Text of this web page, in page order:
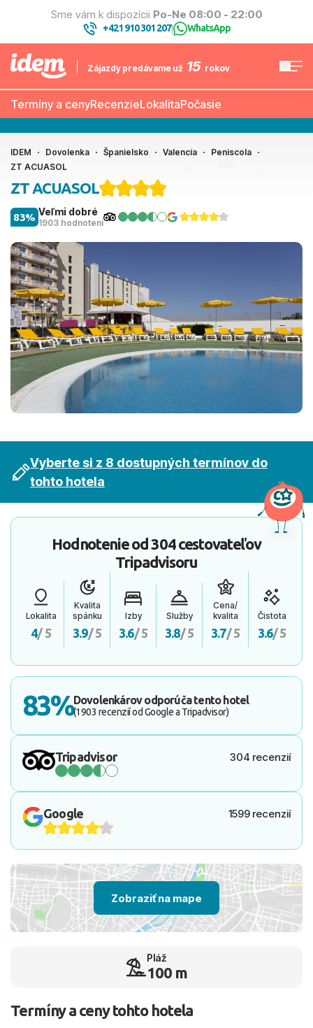
Sme vám k dispozícii Po-Ne 08:00 - 22:00
+421 910 301 207| WhatsApp
Zájazdy predávame už 15 rokov
Termíny a cenyRecenzieLokalitaPočasie
IDEM Dovolenka Španielsko Valencia
Peniscola
ZT ACUASOL
ZT ACUASOL
Veľmi dobré
1903 hodnotení
83%
Vyberte si z 8 dostupných termínov do
tohto hotela
Hodnotenie od304 cestovateľov
Tripadvisoru
Lokalita
4/ 5
Kvalita
spánku
3.9/ 5
Izby
3.6/ 5
Služby
3.8/ 5
Cena/
kvalita
3.7/ 5
Čistota
3.6/ 5
83%Dovolenkárov odporúča tento hotel
(1903 recenzií od Google a Tripadvisor)
Tripadvisor 304 recenzií
Google 1599 recenzií
Zobraziť na mape
Pláž
100 m
Termíny a ceny tohto hotela